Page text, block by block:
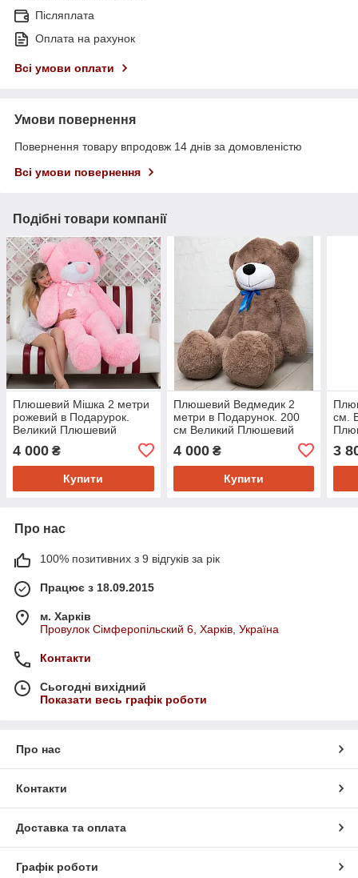
Післяплата
Оплата на рахунок
Всі умови оплати
Умови повернення
Повернення товару впродовж 14 днів за домовленістю
Всі умови повернення
Подібні товари компанії
Плюшевий Мішка 2 метри
рожевий в Подарурок.
Великий Плюшевий
м'яка іграшка Плюшевий.
4 000 ₴
Купити
Плюшевий Ведмедик 2
метри в Подарунок. 200
см Великий Плюшевий
Ведмідь Капучино. М'яка
іграшка.
4 000₴
Купити
см.
3
Про нас
100% позитивних з 9 відгуків за рік
Працює з 18.09.2015
м. Харків
Провулок Сімферопільский 6, Харків, Україна
Контакти
Сьогодні вихідний
Показати весь графік роботи
Про нас
Контакти
Доставка та оплата
Графік роботи